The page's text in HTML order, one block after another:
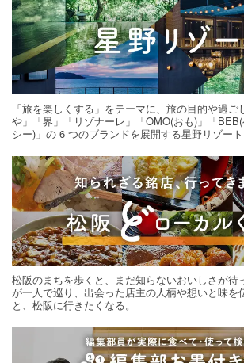
「旅を楽しくする」をテーマに、旅の目的や過
や」「界」「リゾナーレ」「OMO(おも)」「
シー)」の 6 つのブランドを展開する星野リゾー
松阪のまちを歩くと、まだ知らないおいしさが待
が一人で巡り、出会った店主の人柄や想いと味を
と、松阪に行きたくなる。